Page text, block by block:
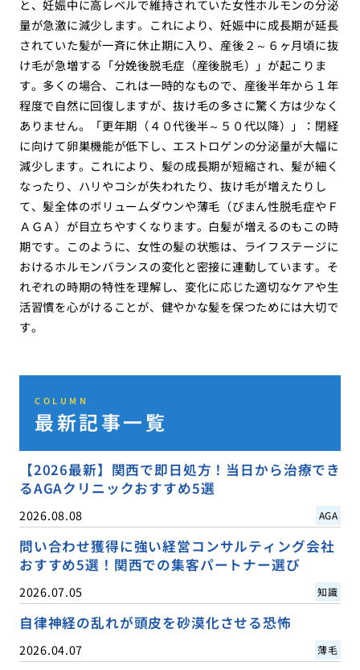
と、妊娠中に高レベルで維持されていた女性ホルモンの分泌
量が急激に減少します。これにより、妊娠中に成長期が延長
されていた髪が一斉に休止期に入り、産後２～６ヶ月頃に抜
け毛が急増する「分娩後脱毛症（産後脱毛）」が起こりま
す。多くの場合、これは一時的なもので、産後半年から１年
程度で自然に回復しますが、抜け毛の多さに驚く方は少なく
ありません。「更年期（４０代後半～５０代以降）」：閉経
に向けて卵巣機能が低下し、エストロゲンの分泌量が大幅に
減少します。これにより、髪の成長期が短縮され、髪が細く
なったり、ハリやコシが失われたり、抜け毛が増えたりし
て、髪全体のボリュームダウンや薄毛（びまん性脱毛症やＦ
ＡＧＡ）が目立ちやすくなります。白髪が増えるのもこの時
期です。このように、女性の髪の状態は、ライフステージに
おけるホルモンバランスの変化と密接に連動しています。そ
れぞれの時期の特性を理解し、変化に応じた適切なケアや生
活習慣を心がけることが、健やかな髪を保つためには大切で
す。
COLUMN
最新記事一覧
【2026最新】関西で即日処方！当日から治療でき
るAGAクリニックおすすめ5選
2026.08.08 AGA
問い合わせ獲得に強い経営コンサルティング会社
おすすめ5選！関西での集客パートナー選び
2026.07.05 知識
自律神経の乱れが頭皮を砂漠化させる恐怖
2026.04.07 薄毛